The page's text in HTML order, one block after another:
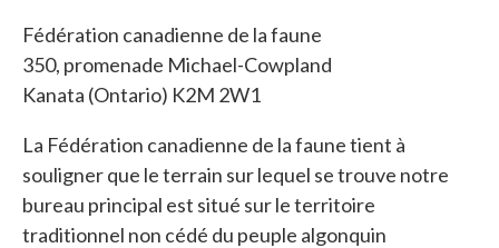
Fédération canadienne de la faune
350, promenade Michael-Cowpland
Kanata (Ontario) K2M 2W1
La Fédération canadienne de la faune tient à
souligner que le terrain sur lequel se trouve notre
bureau principal est situé sur le territoire
traditionnel non cédé du peuple algonquin